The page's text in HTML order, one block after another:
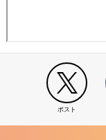
ポスト